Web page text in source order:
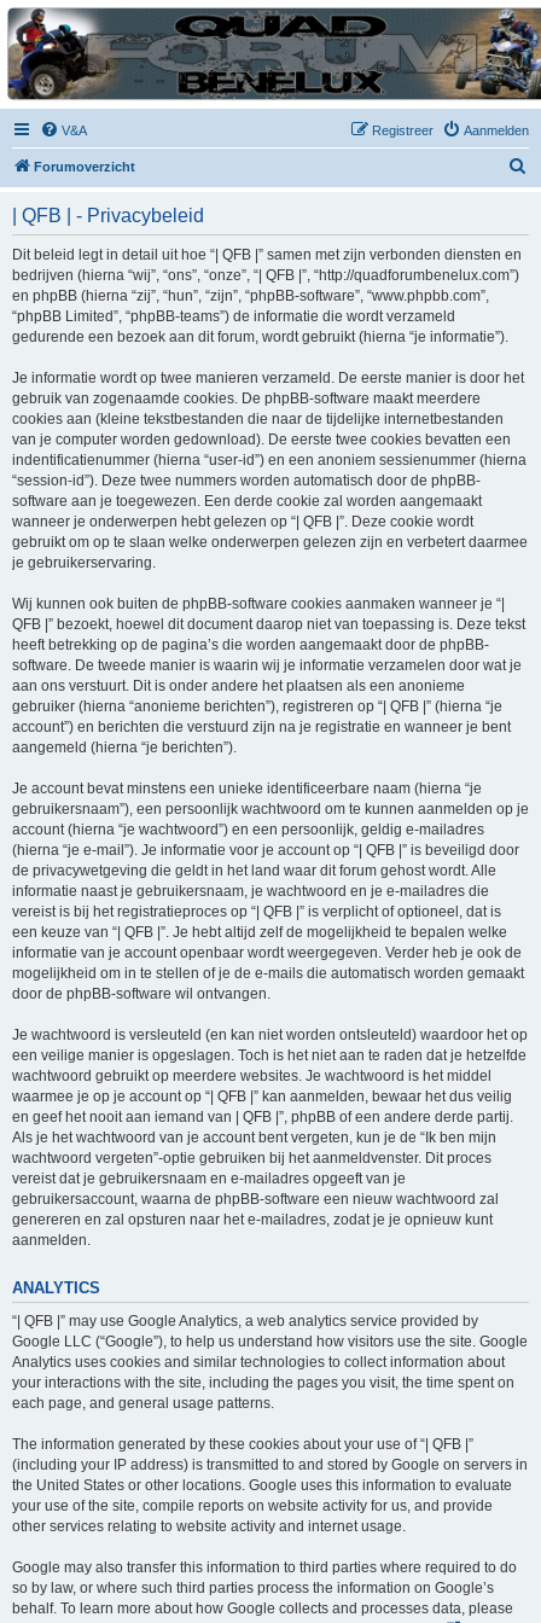
| QFB |
Hét quadforum van de Benelux
V&A Aanmelden
Registreer
Forumoverzicht
| QFB | - Privacybeleid
Dit beleid legt in detail uit hoe “| QFB |” samen met zijn verbonden diensten en
bedrijven (hierna “wij”, “ons”, “onze”, “| QFB |”, “http://quadforumbenelux.com”)
en phpBB (hierna “zij”, “hun”, “zijn”, “phpBB-software”, “www.phpbb.com”,
“phpBB Limited”, “phpBB-teams”) de informatie die wordt verzameld
gedurende een bezoek aan dit forum, wordt gebruikt (hierna “je informatie”).
Je informatie wordt op twee manieren verzameld. De eerste manier is door het
gebruik van zogenaamde cookies. De phpBB-software maakt meerdere
cookies aan (kleine tekstbestanden die naar de tijdelijke internetbestanden
van je computer worden gedownload). De eerste twee cookies bevatten een
indentificatienummer (hierna “user-id”) en een anoniem sessienummer (hierna
“session-id”). Deze twee nummers worden automatisch door de phpBB-
software aan je toegewezen. Een derde cookie zal worden aangemaakt
wanneer je onderwerpen hebt gelezen op “| QFB |”. Deze cookie wordt
gebruikt om op te slaan welke onderwerpen gelezen zijn en verbetert daarmee
je gebruikerservaring.
Wij kunnen ook buiten de phpBB-software cookies aanmaken wanneer je “|
QFB |” bezoekt, hoewel dit document daarop niet van toepassing is. Deze tekst
heeft betrekking op de pagina’s die worden aangemaakt door de phpBB-
software. De tweede manier is waarin wij je informatie verzamelen door wat je
aan ons verstuurt. Dit is onder andere het plaatsen als een anonieme
gebruiker (hierna “anonieme berichten”), registreren op “| QFB |” (hierna “je
account”) en berichten die verstuurd zijn na je registratie en wanneer je bent
aangemeld (hierna “je berichten”).
Je account bevat minstens een unieke identificeerbare naam (hierna “je
gebruikersnaam”), een persoonlijk wachtwoord om te kunnen aanmelden op je
account (hierna “je wachtwoord”) en een persoonlijk, geldig e-mailadres
(hierna “je e-mail”). Je informatie voor je account op “| QFB |” is beveiligd door
de privacywetgeving die geldt in het land waar dit forum gehost wordt. Alle
informatie naast je gebruikersnaam, je wachtwoord en je e-mailadres die
vereist is bij het registratieproces op “| QFB |” is verplicht of optioneel, dat is
een keuze van “| QFB |”. Je hebt altijd zelf de mogelijkheid te bepalen welke
informatie van je account openbaar wordt weergegeven. Verder heb je ook de
mogelijkheid om in te stellen of je de e-mails die automatisch worden gemaakt
door de phpBB-software wil ontvangen.
Je wachtwoord is versleuteld (en kan niet worden ontsleuteld) waardoor het op
een veilige manier is opgeslagen. Toch is het niet aan te raden dat je hetzelfde
wachtwoord gebruikt op meerdere websites. Je wachtwoord is het middel
waarmee je op je account op “| QFB |” kan aanmelden, bewaar het dus veilig
en geef het nooit aan iemand van | QFB |”, phpBB of een andere derde partij.
Als je het wachtwoord van je account bent vergeten, kun je de “Ik ben mijn
wachtwoord vergeten”-optie gebruiken bij het aanmeldvenster. Dit proces
vereist dat je gebruikersnaam en e-mailadres opgeeft van je
gebruikersaccount, waarna de phpBB-software een nieuw wachtwoord zal
genereren en zal opsturen naar het e-mailadres, zodat je je opnieuw kunt
aanmelden.
ANALYTICS
“| QFB |” may use Google Analytics, a web analytics service provided by
Google LLC (“Google”), to help us understand how visitors use the site. Google
Analytics uses cookies and similar technologies to collect information about
your interactions with the site, including the pages you visit, the time spent on
each page, and general usage patterns.
The information generated by these cookies about your use of “| QFB |”
(including your IP address) is transmitted to and stored by Google on servers in
the United States or other locations. Google uses this information to evaluate
your use of the site, compile reports on website activity for us, and provide
other services relating to website activity and internet usage.
Google may also transfer this information to third parties where required to do
so by law, or where such third parties process the information on Google’s
behalf. To learn more about how Google collects and processes data, please